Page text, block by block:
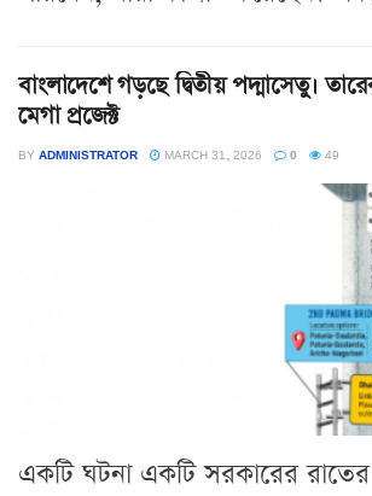
বাংলাদেশে গড়ছে দ্বিতীয় পদ্মাসেতু।
মেগা প্রজেক্ট
BY ADMINISTRATOR MARCH 31, 2026 0 49
একটি ঘটনা একটি সরকারের